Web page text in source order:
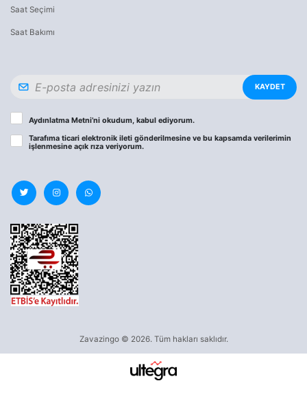
Saat Seçimi
Saat Bakımı
KAYDET
Aydınlatma Metni’ni okudum, kabul ediyorum.
Tarafıma ticari elektronik ileti gönderilmesine ve bu kapsamda verilerimin
işlenmesine açık rıza veriyorum.
Zavazingo © 2026. Tüm hakları saklıdır.